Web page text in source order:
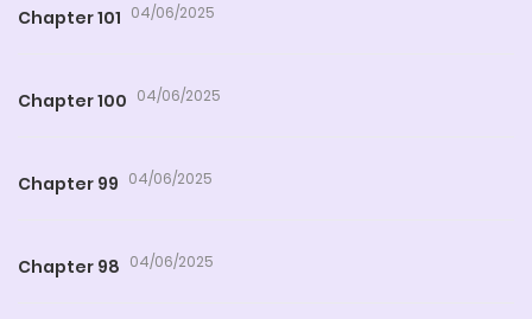
Chapter 101 04/06/2025
Chapter 100 04/06/2025
Chapter 99 04/06/2025
Chapter 98 04/06/2025